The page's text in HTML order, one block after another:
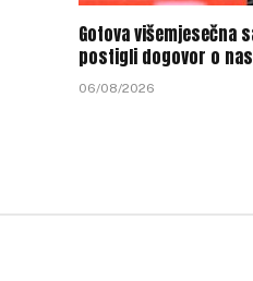
Gotova višemjesečna
postigli dogovor o
06/08/2026